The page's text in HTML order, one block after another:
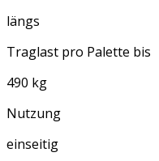
längs
Traglast pro Palette bis
490 kg
Nutzung
einseitig